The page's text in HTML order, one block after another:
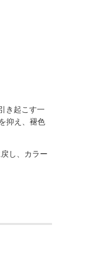
き起こす一
抑え、褪色
し、カラー